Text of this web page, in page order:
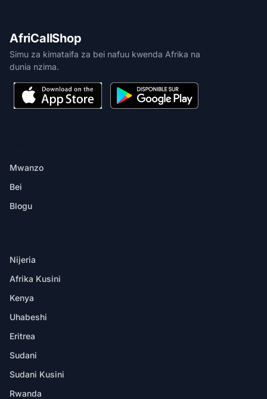
AfriCallShop
Simu za kimataifa za bei nafuu kwenda Afrika na
dunia nzima.
Mwanzo
Bei
Blogu
Nijeria
Afrika Kusini
Kenya
Uhabeshi
Eritrea
Sudani
Sudani Kusini
Rwanda